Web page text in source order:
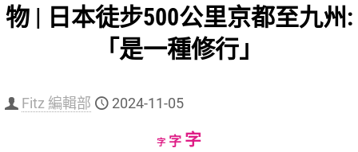
物 | 日本徒步500公里京都至九州:
「是一種修行」
Fitz 編輯部 2024-11-05
字Decrease
字Reset
字Increase